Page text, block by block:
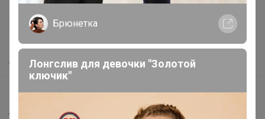
Написать в поддержку
Защита покупателя
Помощь
О нас
Все предложения
Анонсы
Брюнетка
Лонгслив для девочки "Золотой
ключик"